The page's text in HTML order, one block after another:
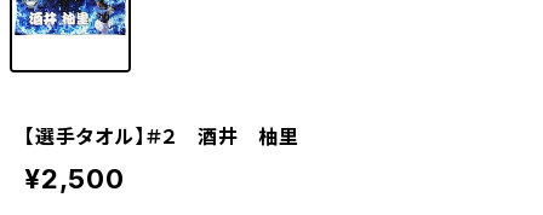
【選手タオル】＃２ 酒井 柚里
¥2,500